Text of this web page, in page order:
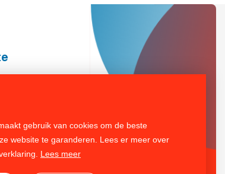
gebruik van cookies om de beste
website te garanderen. Lees er meer over
Lees meer